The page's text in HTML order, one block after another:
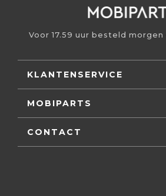
Voor 17.59 uur besteld morgen
KLANTENSERVICE
MOBIPARTS
CONTACT